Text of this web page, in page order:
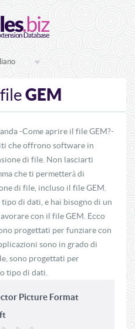
GEM
-Come aprire il file GEM?-
che offrono software in
di file. Non lasciarti
che ti permetterà di
di file, incluso il file GEM.
di dati, e hai bisogno di un
con il file GEM. Ecco
progettati per funziare con
sono in grado di
sono progettati per
tipo di dati.
Picture Format